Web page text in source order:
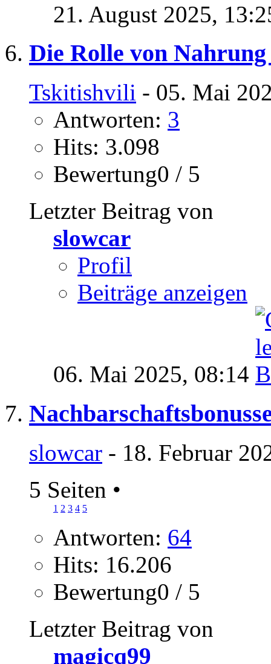
21. August 2025,
Die Rolle von
Tskitishvili - 05. Mai
Antworten: 3
Hits: 3.098
Bewertung0 / 5
Letzter Beitrag von
slowcar
Profil
Beiträge anzeigen
06. Mai 2025, 08:14
slowcar - 18. Februar
5 Seiten •
1 2 3 4 5
Antworten: 64
Hits: 16.206
Bewertung0 / 5
Letzter Beitrag von
magicq99